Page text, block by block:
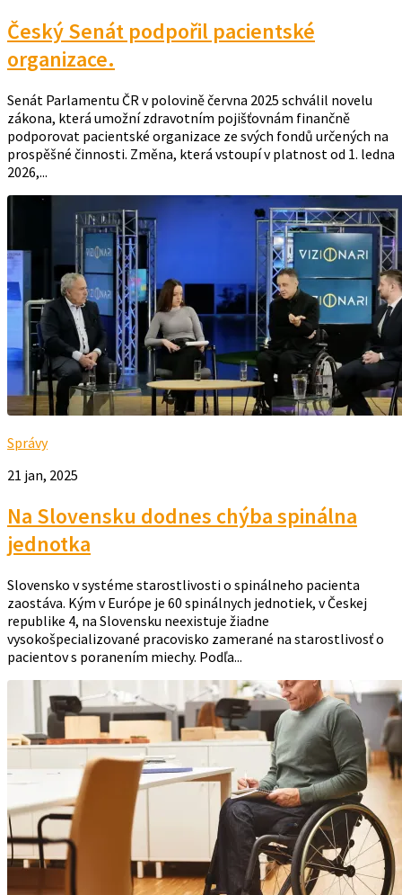
Český Senát podpořil pacientské
organizace.
Senát Parlamentu ČR v polovině června 2025 schválil novelu
zákona, která umožní zdravotním pojišťovnám finančně
podporovat pacientské organizace ze svých fondů určených na
prospěšné činnosti. Změna, která vstoupí v platnost od 1. ledna
2026,...
Správy
21 jan, 2025
Na Slovensku dodnes chýba spinálna
jednotka
Slovensko v systéme starostlivosti o spinálneho pacienta
zaostáva. Kým v Európe je 60 spinálnych jednotiek, v Českej
republike 4, na Slovensku neexistuje žiadne
vysokošpecializované pracovisko zamerané na starostlivosť o
pacientov s poranením miechy. Podľa...